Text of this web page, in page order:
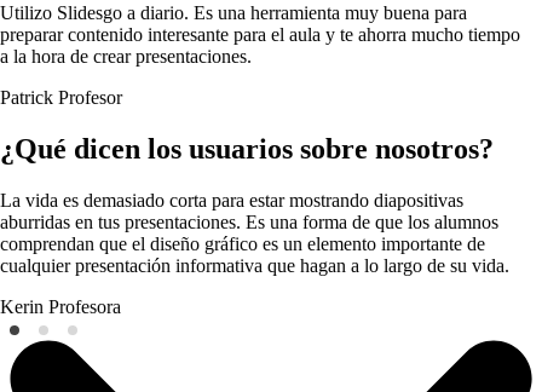
Utilizo Slidesgo a diario. Es una herramienta muy buena para
preparar contenido interesante para el aula y te ahorra mucho tiempo
a la hora de crear presentaciones.
Patrick Profesor
¿Qué dicen los usuarios sobre nosotros?
La vida es demasiado corta para estar mostrando diapositivas
aburridas en tus presentaciones. Es una forma de que los alumnos
comprendan que el diseño gráfico es un elemento importante de
cualquier presentación informativa que hagan a lo largo de su vida.
Kerin Profesora